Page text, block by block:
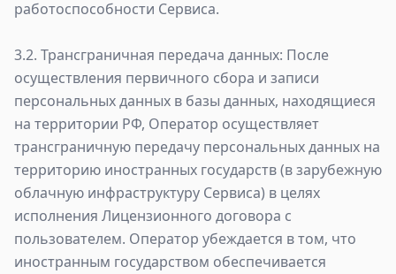
работоспособности Сервиса.
3.2. Трансграничная передача данных: После
осуществления первичного сбора и записи
персональных данных в базы данных, находящиеся
на территории РФ, Оператор осуществляет
трансграничную передачу персональных данных на
территорию иностранных государств (в зарубежную
облачную инфраструктуру Сервиса) в целях
исполнения Лицензионного договора с
пользователем. Оператор убеждается в том, что
иностранным государством обеспечивается